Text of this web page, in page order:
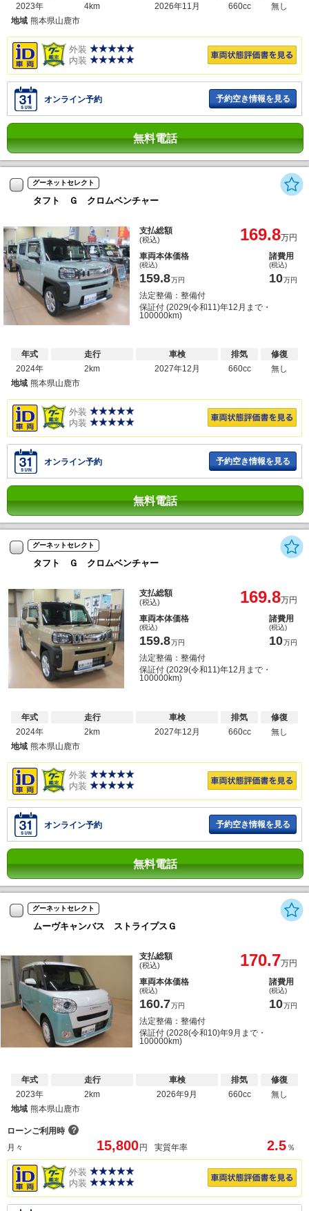
2023年
4km
2026年11月
660cc
無し
地域 熊本県山鹿市
外装
内装
オンライン予約 予約空き情報を見る
無料電話
グーネットセレクト
タフト Ｇ クロムベンチャー
支払総額
(税込) 169.8万円
車両本体価格
(税込)
159.8万円
諸費用
(税込)
10万円
法定整備：整備付
保証付 (2029(令和11)年12月まで・
100000km)
年式
2024年
走行
2km
車検
2027年12月
排気
660cc
修復
無し
地域 熊本県山鹿市
外装
内装
オンライン予約 予約空き情報を見る
無料電話
グーネットセレクト
タフト Ｇ クロムベンチャー
支払総額
(税込) 169.8万円
車両本体価格
(税込)
159.8万円
諸費用
(税込)
10万円
法定整備：整備付
保証付 (2029(令和11)年12月まで・
100000km)
年式
2024年
走行
2km
車検
2027年12月
排気
660cc
修復
無し
地域 熊本県山鹿市
外装
内装
オンライン予約 予約空き情報を見る
無料電話
グーネットセレクト
ムーヴキャンバス ストライプスＧ
支払総額
(税込) 170.7万円
車両本体価格
(税込)
160.7万円
諸費用
(税込)
10万円
法定整備：整備付
保証付 (2028(令和10)年9月まで・
100000km)
年式
2023年
走行
2km
車検
2026年9月
排気
660cc
修復
無し
地域 熊本県山鹿市
ローンご利用時 ？
月々
15,800 円 実質年率 2.5 ％
外装
内装